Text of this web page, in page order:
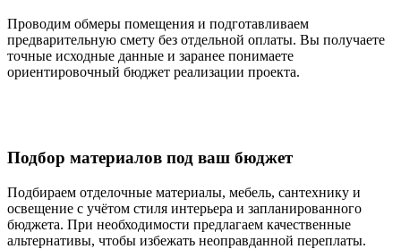
Проводим обмеры помещения и подготавливаем
предварительную смету без отдельной оплаты. Вы получаете
точные исходные данные и заранее понимаете
ориентировочный бюджет реализации проекта.
Подбор материалов под ваш бюджет
Подбираем отделочные материалы, мебель, сантехнику и
освещение с учётом стиля интерьера и запланированного
бюджета. При необходимости предлагаем качественные
альтернативы, чтобы избежать неоправданной переплаты.